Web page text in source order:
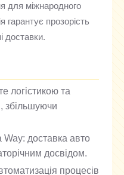
для міжнародного
гарантує прозорість
доставки.
логістикою та
збільшуючи
Way: доставка авто
досвідом.
процесів